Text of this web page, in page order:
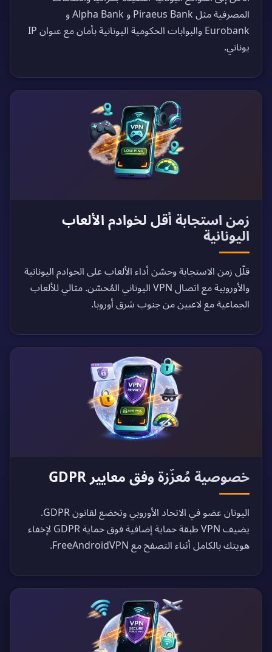
المصرفية مثل Piraeus Bank و Alpha Bank و
Eurobank والبوابات الحكومية اليونانية بأمان مع عنوان IP
يوناني.
زمن استجابة أقل لخوادم الألعاب
اليونانية
قلّل زمن الاستجابة وحسّن أداء الألعاب على الخوادم اليونانية
والأوروبية مع اتصال VPN اليوناني المُحسّن. مثالي للألعاب
الجماعية مع لاعبين من جنوب شرق أوروبا.
خصوصية مُعزّزة وفق معايير GDPR
اليونان عضو في الاتحاد الأوروبي وتخضع لقانون GDPR.
يضيف VPN طبقة حماية إضافية فوق حماية GDPR لإخفاء
هويتك بالكامل أثناء التصفح مع FreeAndroidVPN.